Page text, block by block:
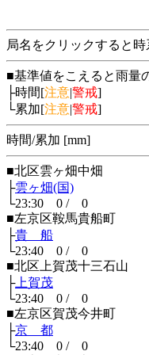
局名をクリックすると時
■基準値をこえると雨量
├時間[注意|警戒]
└累加[注意|警戒]
時間/累加 [mm]
■北区雲ヶ畑中畑
├雲ヶ畑(国)
└23:30 0 / 0
■左京区鞍馬貴船町
├貴 船
└23:40 0 / 0
■北区上賀茂十三石山
├上賀茂
└23:40 0 / 0
■左京区賀茂今井町
├京 都
└23:40 0 / 0